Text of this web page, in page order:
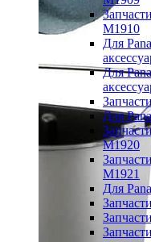
M1910
Для
Для
Для
M1920
M1921
Для